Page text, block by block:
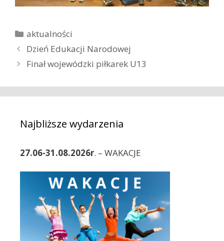
K
a
e
o
i
aktualności
Z
o
a
c
w
Dzień Edukacji Narodowej
Finał wojewódzki piłkarek U13
Najbliższe wydarzenia
27.06-31.08.2026r. – WAKACJE